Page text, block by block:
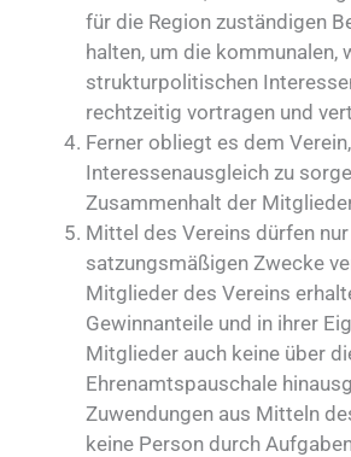
für die Region zuständigen
halten, um die kommunalen,
strukturpolitischen
rechtzeitig vortragen und
Ferner obliegt es dem
Interessenausgleich zu
Zusammenhalt der
Mittel des Vereins dürfen
satzungsmäßigen Zwecke
Mitglieder des Vereins
Gewinnanteile und in ihrer
Mitglieder auch keine über
Ehrenamtspauschale
Zuwendungen aus Mitteln
keine Person durch